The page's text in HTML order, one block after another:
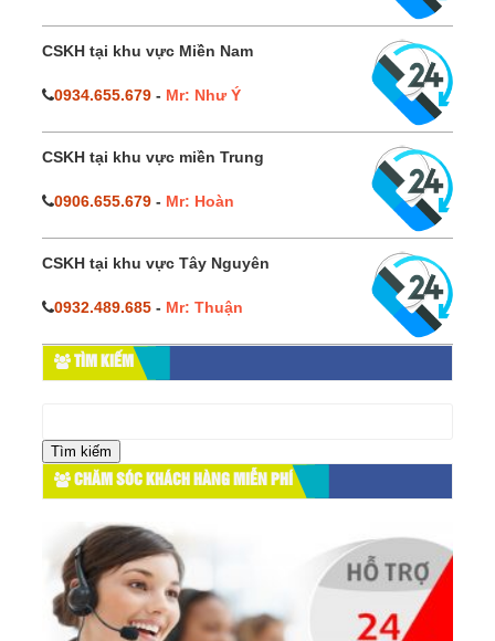
CSKH tại khu vực Miền Nam
0934.655.679 - Mr: Như Ý
CSKH tại khu vực miền Trung
0906.655.679 - Mr: Hoàn
CSKH tại khu vực Tây Nguyên
0932.489.685 - Mr: Thuận
TÌM KIẾM
cho:
CHĂM SÓC KHÁCH HÀNG MIỄN PHÍ